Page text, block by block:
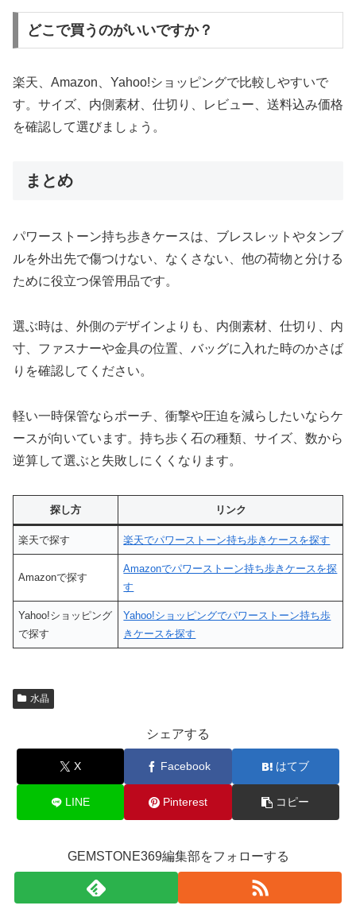
どこで買うのがいいですか？
楽天、Amazon、Yahoo!ショッピングで比較しやすいで
す。サイズ、内側素材、仕切り、レビュー、送料込み価格
を確認して選びましょう。
まとめ
パワーストーン持ち歩きケースは、ブレスレットやタンブ
ルを外出先で傷つけない、なくさない、他の荷物と分ける
ために役立つ保管用品です。
選ぶ時は、外側のデザインよりも、内側素材、仕切り、内
寸、ファスナーや金具の位置、バッグに入れた時のかさば
りを確認してください。
軽い一時保管ならポーチ、衝撃や圧迫を減らしたいならケ
ースが向いています。持ち歩く石の種類、サイズ、数から
逆算して選ぶと失敗しにくくなります。
探し方 リンク
楽天で探す 楽天でパワーストーン持ち歩きケースを探す
Amazonで探す
Amazonでパワーストーン持ち歩きケースを探
す
Yahoo!ショッピング
で探す
Yahoo!ショッピングでパワーストーン持ち歩
きケースを探す
水晶
シェアする
X Facebook はてブ
LINE Pinterest コピー
GEMSTONE369編集部をフォローする